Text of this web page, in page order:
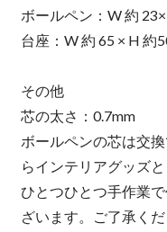
ボールペン：W 約
台座：W 約 65 × H 約
その他
芯の太さ：0.7mm
ボールペンの芯は交
らインテリアグッズ
ひとつひとつ手作業
ざいます。ご了承くだ